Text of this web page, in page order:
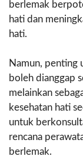
berlemak
hati dan
hati.
Namun, penting
boleh dianggap
melainkan
kesehatan hati
untuk
rencana
berlemak.